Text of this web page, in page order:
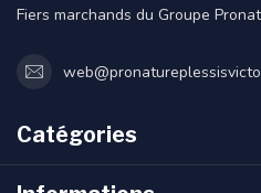
Fiers marchands du Groupe
Catégories